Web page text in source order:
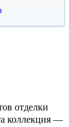
отделки
коллекция —